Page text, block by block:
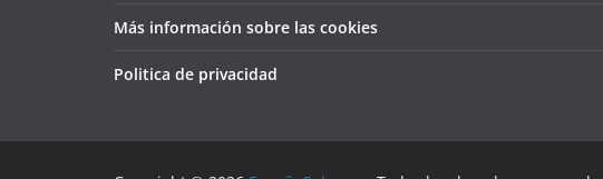
Más información sobre las cookies
Politica de privacidad